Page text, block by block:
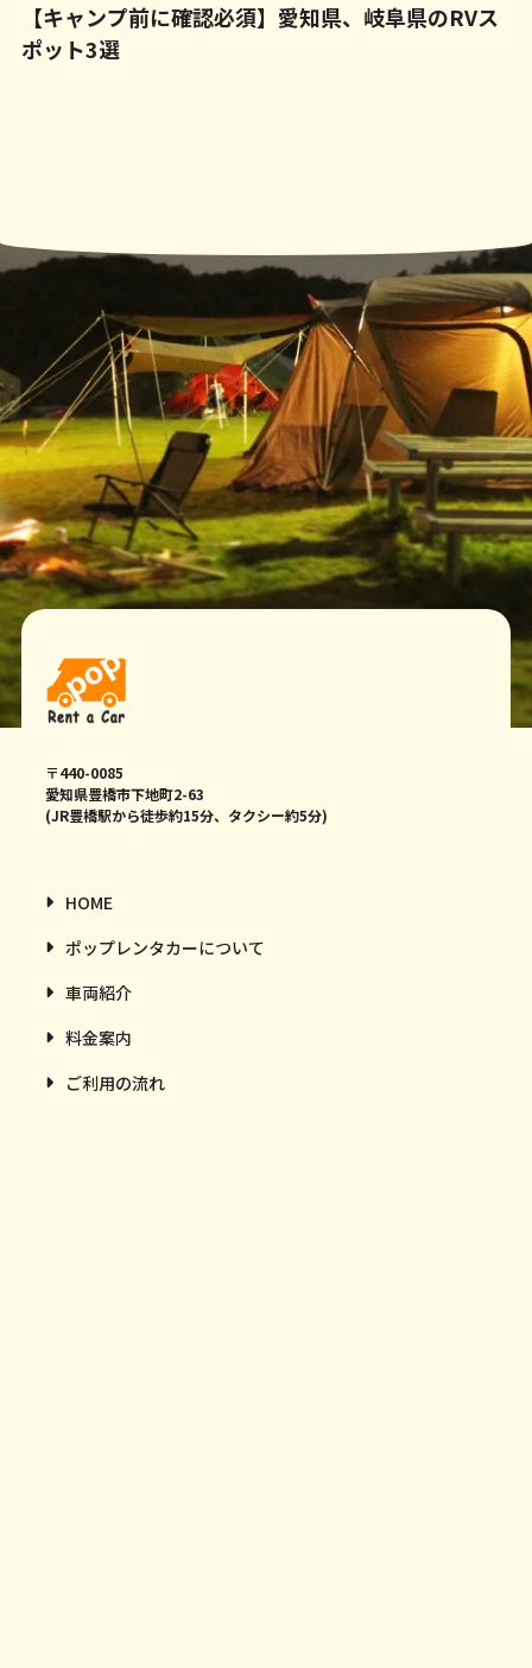
【キャンプ前に確認必須】愛知県、岐阜県のRVス
ポット3選
〒440-0085
愛知県豊橋市下地町2-63
(JR豊橋駅から徒歩約15分、タクシー約5分)
HOME
ポップレンタカーについて
車両紹介
料金案内
ご利用の流れ